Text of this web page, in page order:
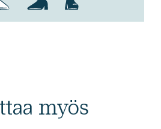
myös